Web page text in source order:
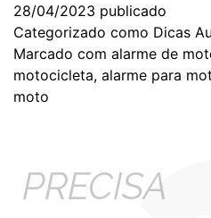
28/04/2023 publicado
Categorizado como Dicas
Marcado com alarme de
motocicleta, alarme para
moto
PRECISA